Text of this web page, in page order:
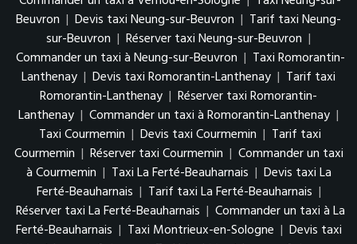
Beuvron | Devis taxi Neung-sur-Beuvron | Tarif taxi Neung-
sur-Beuvron | Réserver taxi Neung-sur-Beuvron |
Commander un taxi à Neung-sur-Beuvron | Taxi Romorantin-
Lanthenay | Devis taxi Romorantin-Lanthenay | Tarif taxi
Romorantin-Lanthenay | Réserver taxi Romorantin-
Lanthenay | Commander un taxi à Romorantin-Lanthenay |
Taxi Courmemin | Devis taxi Courmemin | Tarif taxi
Courmemin | Réserver taxi Courmemin | Commander un taxi
à Courmemin | Taxi La Ferté-Beauharnais | Devis taxi La
Ferté-Beauharnais | Tarif taxi La Ferté-Beauharnais |
Réserver taxi La Ferté-Beauharnais | Commander un taxi à La
Ferté-Beauharnais | Taxi Montrieux-en-Sologne | Devis taxi